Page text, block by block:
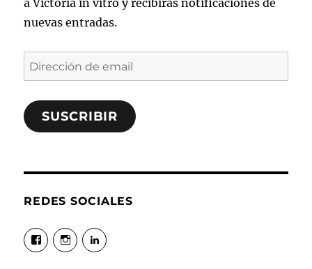
a Victoria in vitro y recibirás notificaciones de
nuevas entradas.
Dirección
de
email
SUSCRIBIR
REDES SOCIALES
Ver
perfil
Ver
perfil
Ver
perfil